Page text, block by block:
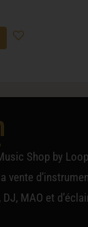
Shop by
vente
MAO et